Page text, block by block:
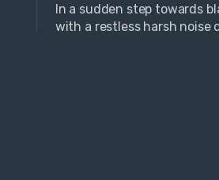
In a sudden step towards
with a restless harsh noise